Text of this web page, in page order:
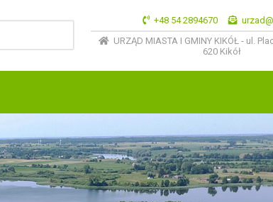
+48 54 2894670
URZĄD MIASTA I GMINY KIKÓŁ - ul.
620 Kikół